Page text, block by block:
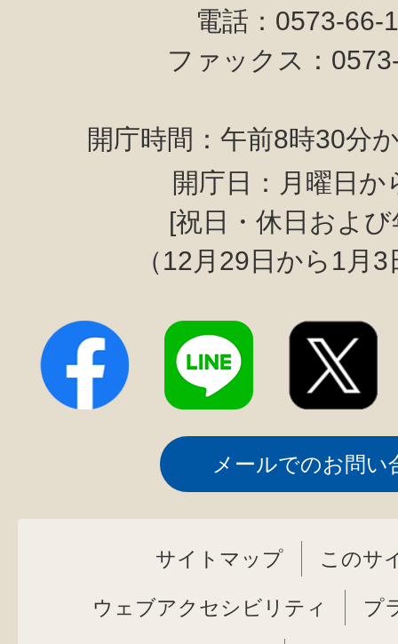
電話：0573-
ファックス：
開庁時間：午前8時30分
開庁日：月曜日か
[祝日・休日およ
（12月29日から1月
メールでのお問い
サイトマップ このサ
ウェブアクセシビリティ プ